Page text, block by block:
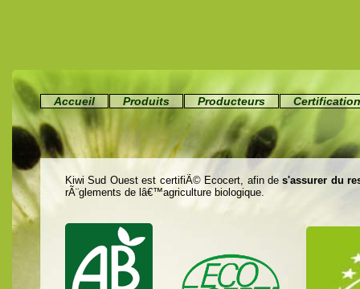
Accueil Produits Producteurs
Kiwi Sud Ouest est certifiÃ© Ecocert, afin des'assurer du
rÃ¨glements de lâ€™agriculture biologique.